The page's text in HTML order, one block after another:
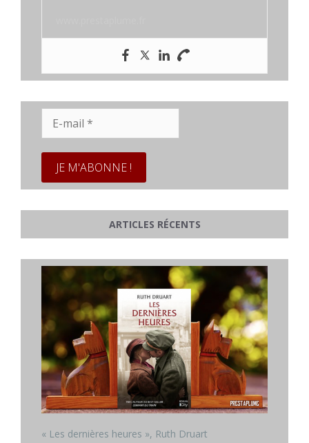
mail
ARTICLES RÉCENTS
« Les dernières heures », Ruth Druart